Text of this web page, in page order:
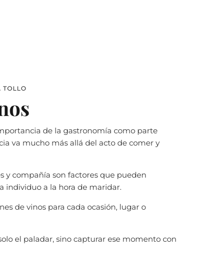
TOLLO
de la gastronomía como parte
va mucho más allá del acto de comer y
y compañía son factores que pueden
individuo a la hora de maridar.
de vinos para cada ocasión, lugar o
el paladar, sino capturar ese momento con